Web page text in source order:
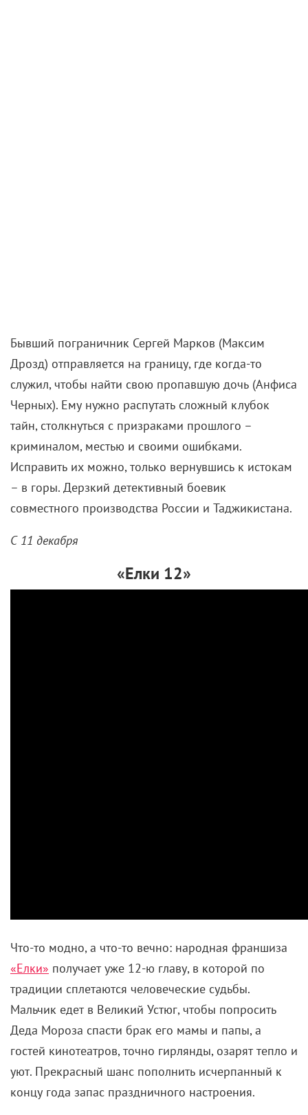
Бывший пограничник Сергей Марков (Максим
Дрозд) отправляется на границу, где когда-то
служил, чтобы найти свою пропавшую дочь (Анфиса
Черных). Ему нужно распутать сложный клубок
тайн, столкнуться с призраками прошлого –
криминалом, местью и своими ошибками.
Исправить их можно, только вернувшись к истокам
– в горы. Дерзкий детективный боевик
совместного производства России и Таджикистана.
С 11 декабря
«Елки 12»
Что-то модно, а что-то вечно: народная франшиза
«Елки» получает уже 12-ю главу, в которой по
традиции сплетаются человеческие судьбы.
Мальчик едет в Великий Устюг, чтобы попросить
Деда Мороза спасти брак его мамы и папы, а
гостей кинотеатров, точно гирлянды, озарят тепло и
уют. Прекрасный шанс пополнить исчерпанный к
концу года запас праздничного настроения.